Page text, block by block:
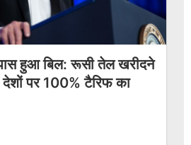
हुआ बिल: रूसी तेल खरीदने
पर 100% टैरिफ का